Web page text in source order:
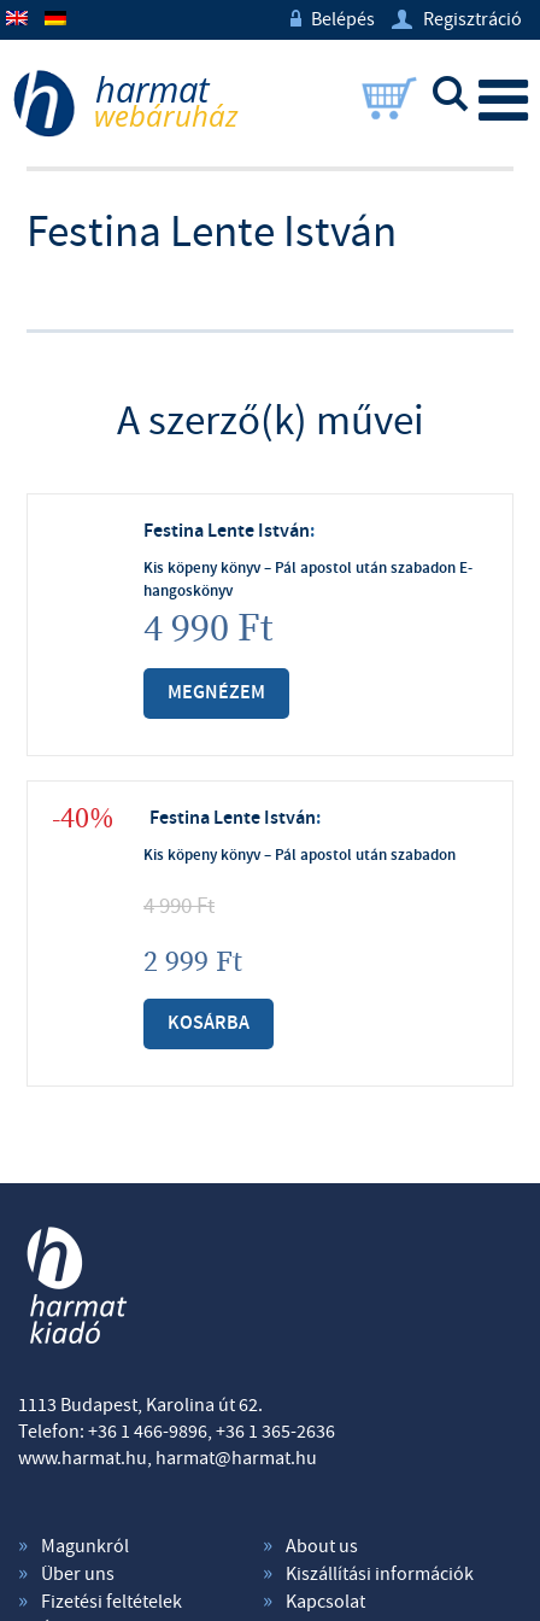
w Belépés U Regisztráció
L
Festina Lente István
A szerző(k) művei
Festina Lente István:
Kis köpeny könyv – Pál apostol után szabadon E-
hangoskönyv
4 990 Ft
MEGNÉZEM
-40% Festina Lente István:
Kis köpeny könyv – Pál apostol után szabadon
4 990Ft
2 999 Ft
KOSÁRBA
1113 Budapest, Karolina út 62.
Telefon: +36 1 466-9896, +36 1 365-2636
www.harmat.hu, harmat@harmat.hu
Magunkról
About us
Über uns
Kiszállítási információk
Fizetési feltételek
Kapcsolat